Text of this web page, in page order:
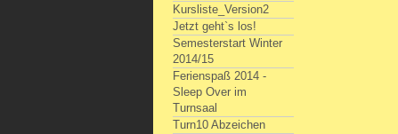
Kursliste_Version2
Jetzt geht`s los!
Semesterstart Winter
2014/15
Ferienspaß 2014 -
Sleep Over im
Turnsaal
Turn10 Abzeichen